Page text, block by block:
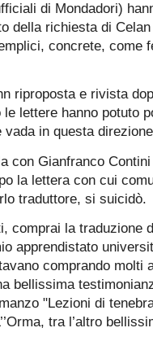
di Mondadori)
della richiesta di
concrete, come
riproposta e rivista
lettere hanno potuto
vada in questa
con Gianfranco
la lettera con cui
traduttore, si suicidò.
comprai la traduzione
apprendistato
comprando
bellissima
"Lezioni di
tra l’altro